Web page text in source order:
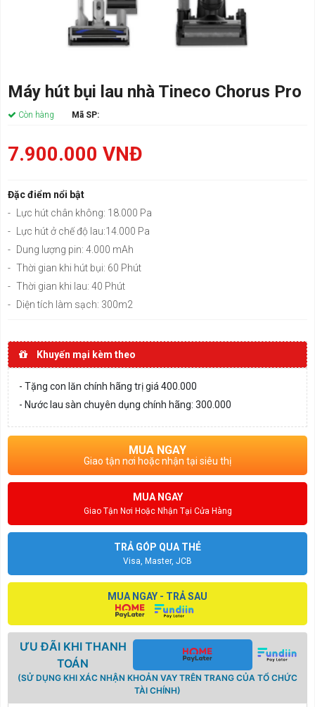
Máy hút bụi lau nhà Tineco Chorus Pro
Còn hàng Mã SP:
7.900.000 VNĐ
Đặc điểm nổi bật
-
Lực hút chân không: 18.000 Pa
-
Lực hút ở chế độ lau:14.000 Pa
- Dung lượng pin: 4.000 mAh
- Thời gian khi hút bụi: 60 Phút
- Thời gian khi lau: 40 Phút
- Diện tích làm sạch: 300m2
Khuyến mại kèm theo
- Tặng con lăn chính hãng trị giá 400.000
- Nước lau sàn chuyên dụng chính hãng: 300.000
MUA NGAY
Giao tận nơi hoặc nhận tại siêu thị
MUA NGAY
Giao Tận Nơi Hoặc Nhận Tại Cửa Hàng
TRẢ GÓP QUA THẺ
Visa, Master, JCB
MUA NGAY - TRẢ SAU
ƯU ĐÃI KHI THANH
TOÁN
(SỬ DỤNG KHI XÁC NHẬN KHOẢN VAY TRÊN TRANG CỦA TỔ CHỨC
TÀI CHÍNH)